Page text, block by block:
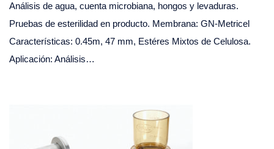
Análisis de agua, cuenta microbiana, hongos y levaduras.
Pruebas de esterilidad en producto. Membrana: GN-Metricel
Características: 0.45m, 47 mm, Estéres Mixtos de Celulosa.
Aplicación: Análisis…